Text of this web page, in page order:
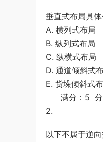
垂直式布局具
A. 横列式布局
B. 纵列式布局
C. 纵横式布局
D. 通道倾斜式
E. 货垛倾斜式
满分：5 分
2.
以下不属于逆